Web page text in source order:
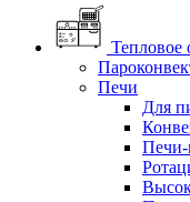
Тепловое
Печи
Для